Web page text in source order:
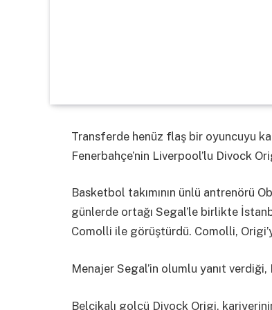
Transferde henüz flaş bir oyuncuyu
Fenerbahçe’nin Liverpool’lu Divock
Basketbol takımının ünlü antrenörü
günlerde ortağı Segal’le birlikte
Comolli ile görüştürdü. Comolli,
Menajer Segal’in olumlu yanıt
Belçikalı golcü Divock Origi,